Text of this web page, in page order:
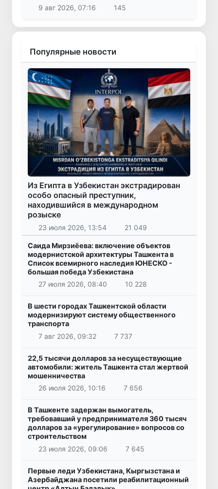
9 авг 2026, 07:16
145
Популярные новости
Из Египта в Узбекистан экстрадирован
особо опасный преступник,
находившийся в международном
розыске
23 июля 2026, 13:54 21 049
Саида Мирзиёева: включение объектов
модернистской архитектуры Ташкента в
Список всемирного наследия ЮНЕСКО -
большая победа Узбекистана
27 июля 2026, 08:40
10 228
В шести городах Ташкентской области
модернизируют систему общественного
транспорта
7 авг 2026, 09:32
7 737
22,5 тысячи долларов за несуществующие
автомобили: житель Ташкента стал жертвой
мошенничества
26 июля 2026, 10:16
7 656
В Ташкенте задержан вымогатель,
требовавший у предпринимателя 360 тысяч
долларов за «урегулирование» вопросов со
строительством
23 июля 2026, 09:06
7 645
Первые леди Узбекистана, Кыргызстана и
Азербайджана посетили реабилитационный